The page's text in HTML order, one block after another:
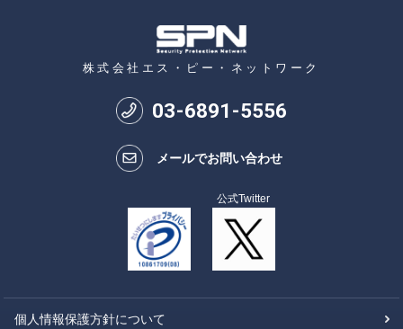
株式会社エス・ピー・ネットワーク
03-6891-5556
メールでお問い合わせ
公式Twitter
個人情報保護方針について